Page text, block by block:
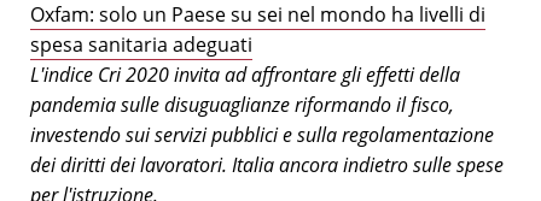
Oxfam: solo un Paese su sei nel mondo ha livelli di
spesa sanitaria adeguati
L'indice Cri 2020 invita ad affrontare gli effetti della
pandemia sulle disuguaglianze riformando il fisco,
investendo sui servizi pubblici e sulla regolamentazione
dei diritti dei lavoratori. Italia ancora indietro sulle spese
per l'istruzione.